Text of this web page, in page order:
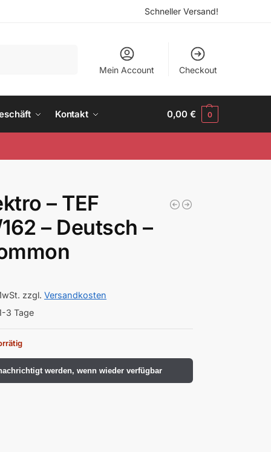
Schneller Versand!
Mein Account Checkout
Kontakt 0,00€ 0
– TEF
– Deutsch –
zzgl.Versandkosten
3 Tage
werden, wenn wieder verfügbar